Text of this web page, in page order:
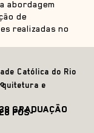
abordagem
de
realizadas no
Católica do Rio
e
GRADUAÇÃO
PÓS-